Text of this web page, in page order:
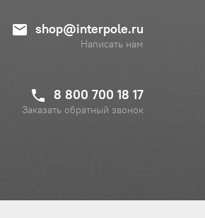
shop@interpole.ru
Написать нам
8 800 700 18 17
Заказать обратный звонок